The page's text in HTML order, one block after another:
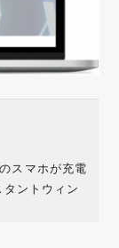
スマホが充電
ントウィン